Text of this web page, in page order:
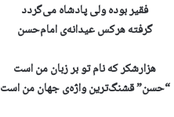
فقیر بوده ولی پادشاه می‌گردد
گرفته هرکس عیدانه‌ی امام‌حسن
هزارشکر که نام تو بر زبان من است
“حسن” قشنگ‌ترین واژه‌ی جهان من است